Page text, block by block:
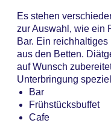
Es stehen
zur Auswahl, wie ein
Bar. Ein
aus den Betten.
auf Wunsch
Unterbringung
Bar
Frühstücksbuffet
Cafe